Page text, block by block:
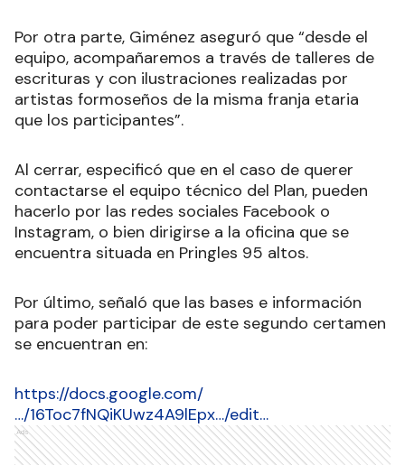
Por otra parte, Giménez aseguró que “desde el
equipo, acompañaremos a través de talleres de
escrituras y con ilustraciones realizadas por
artistas formoseños de la misma franja etaria
que los participantes”.
Al cerrar, especificó que en el caso de querer
contactarse el equipo técnico del Plan, pueden
hacerlo por las redes sociales Facebook o
Instagram, o bien dirigirse a la oficina que se
encuentra situada en Pringles 95 altos.
Por último, señaló que las bases e información
para poder participar de este segundo certamen
se encuentran en:
https://docs.google.com/
…/16Toc7fNQiKUwz4A9lEpx…/edit…
Ads